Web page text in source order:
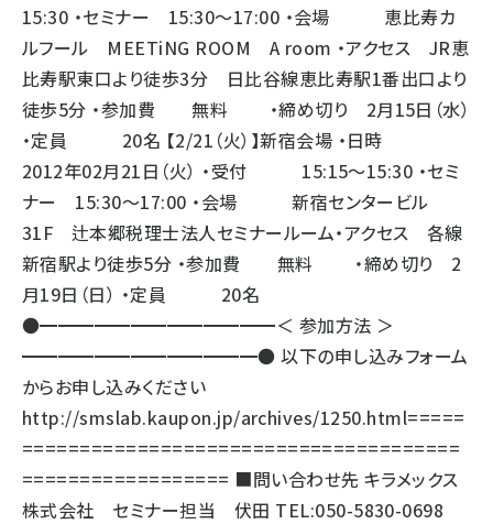
15:30 ・セミナー 15:30〜17:00 ・会場 恵比寿カ
ルフール MEETiNG ROOM A room ・アクセス JR恵
比寿駅東口より徒歩3分 日比谷線恵比寿駅1番出口より
徒歩5分 ・参加費 無料 ・締め切り 2月15日（水）
・定員 20名 【2/21（火）】新宿会場 ・日時
2012年02月21日（火） ・受付 15:15〜15:30 ・セミ
ナー 15:30〜17:00 ・会場 新宿センタービル
31F 辻本郷税理士法人セミナールーム・アクセス 各線
新宿駅より徒歩5分 ・参加費 無料 ・締め切り 2
月19日（日） ・定員 20名
●━━━━━━━━━━━━━＜ 参加方法 ＞
━━━━━━━━━━━━━● 以下の申し込みフォーム
からお申し込みください
http://smslab.kaupon.jp/archives/1250.html=====
======================================
================== ■問い合わせ先 キラメックス
株式会社 セミナー担当 伏田 TEL:050-5830-0698